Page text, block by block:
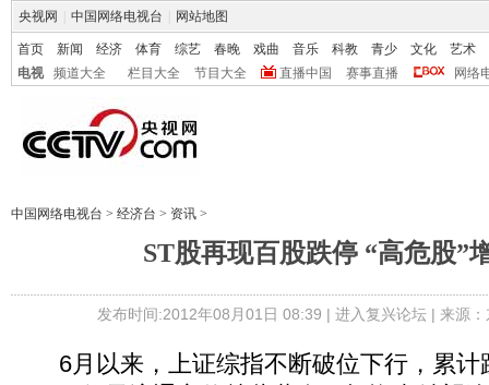
央视网 中国网络电视台 网站地图
首页 新闻 经济 体育 综艺 春晚 戏曲 音乐 科教 青少 文化
艺术
电视
频道大全 栏目大全 节目大全 直播中国 赛事直播 网络
中国网络电视台 > 经济台 > 资讯 >
ST股再现百股跌停 “高危股”
发布时间:2012年08月01日 08:39 | 进入复兴论坛| 来源
6月以来，上证综指不断破位下行，累计